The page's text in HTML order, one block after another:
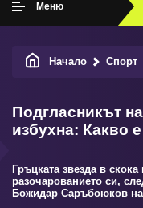
Меню
Начало Спорт
Подгласникът
избухна: Какво
Гръцката звезда в
разочарованието си,
Божидар Саръбоюков на